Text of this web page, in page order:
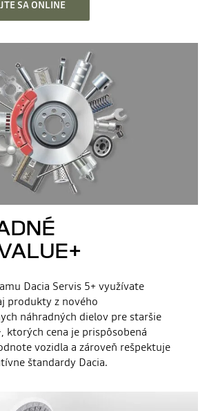
SA ONLINE
Dacia Servis 5+ využívate
produkty z nového
náhradných dielov pre staršie
ktorých cena je prispôsobená
vozidla a zároveň rešpektuje
štandardy Dacia.